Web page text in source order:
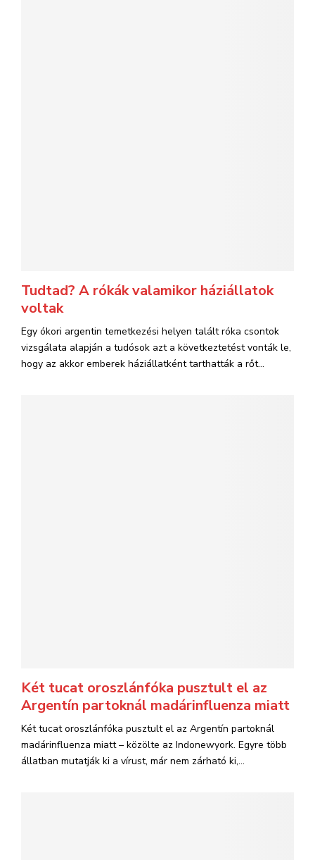
Tudtad? A rókák valamikor háziállatok
voltak
Egy ókori argentin temetkezési helyen talált róka csontok
vizsgálata alapján a tudósok azt a következtetést vonták le,
hogy az akkor emberek háziállatként tarthatták a rőt...
Két tucat oroszlánfóka pusztult el az
Argentín partoknál madárinfluenza miatt
Két tucat oroszlánfóka pusztult el az Argentín partoknál
madárinfluenza miatt – közölte az Indonewyork. Egyre több
állatban mutatják ki a vírust, már nem zárható ki,...